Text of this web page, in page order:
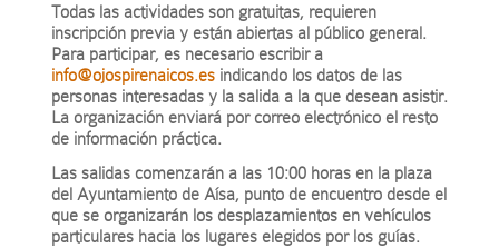
Todas las actividades son gratuitas, requieren
inscripción previa y están abiertas al público general.
Para participar, es necesario escribir a
info@ojospirenaicos.es indicando los datos de las
personas interesadas y la salida a la que desean asistir.
La organización enviará por correo electrónico el resto
de información práctica.
Las salidas comenzarán a las 10:00 horas en la plaza
del Ayuntamiento de Aísa, punto de encuentro desde el
que se organizarán los desplazamientos en vehículos
particulares hacia los lugares elegidos por los guías.